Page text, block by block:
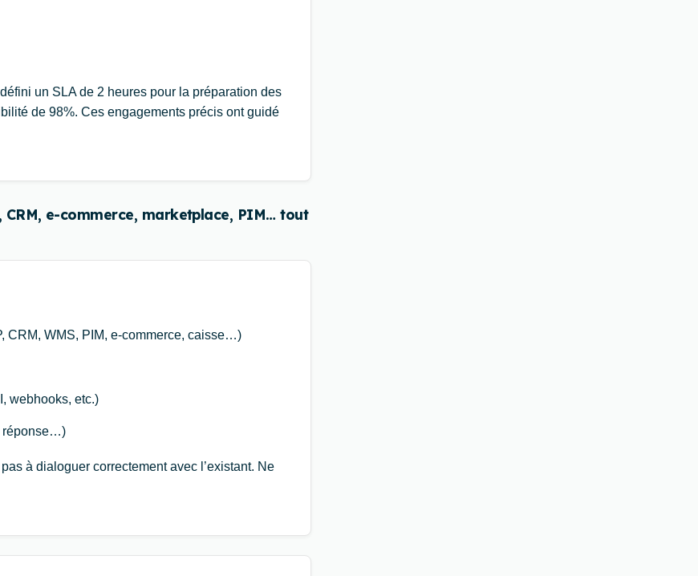
un SLA de 2 heures pour la préparation des
de 98%. Ces engagements précis ont guidé
e-commerce, marketplace, PIM… tout
CRM, WMS, PIM, e-commerce, caisse…)
webhooks, etc.)
réponse…)
à dialoguer correctement avec l’existant. Ne